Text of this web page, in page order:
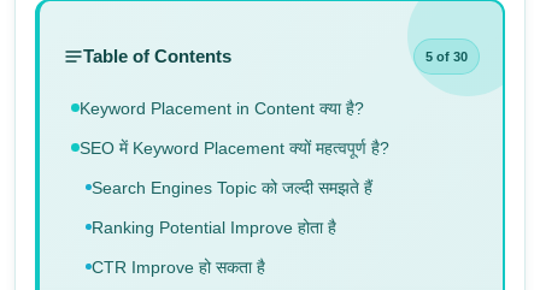
Table of Contents 5 of 30
Keyword Placement in Content क्या है?
SEO में Keyword Placement क्यों महत्वपूर्ण है?
Search Engines Topic को जल्दी समझते हैं
Ranking Potential Improve होता है
CTR Improve हो सकता है